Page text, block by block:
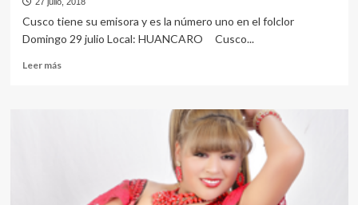
Cusco tiene su emisora y es la número uno en el folclor
Domingo 29 julio Local: HUANCARO Cusco...
Leer másLeer